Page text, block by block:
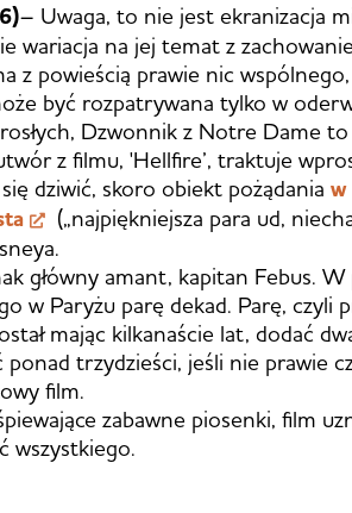
– Uwaga, to nie jest ekranizacja
wariacja na jej temat z
z powieścią prawie nic
być rozpatrywana tylko w
Dzwonnik z Notre Dame to
z filmu, 'Hellfire’, traktuje
dziwić, skoro obiekt pożądania w
(„najpiękniejsza para ud,
główny amant, kapitan Febus.
w Paryżu parę dekad. Parę, czyli
mając kilkanaście lat, dodać
trzydzieści, jeśli nie prawie
film.
zabawne piosenki, film
wszystkiego.